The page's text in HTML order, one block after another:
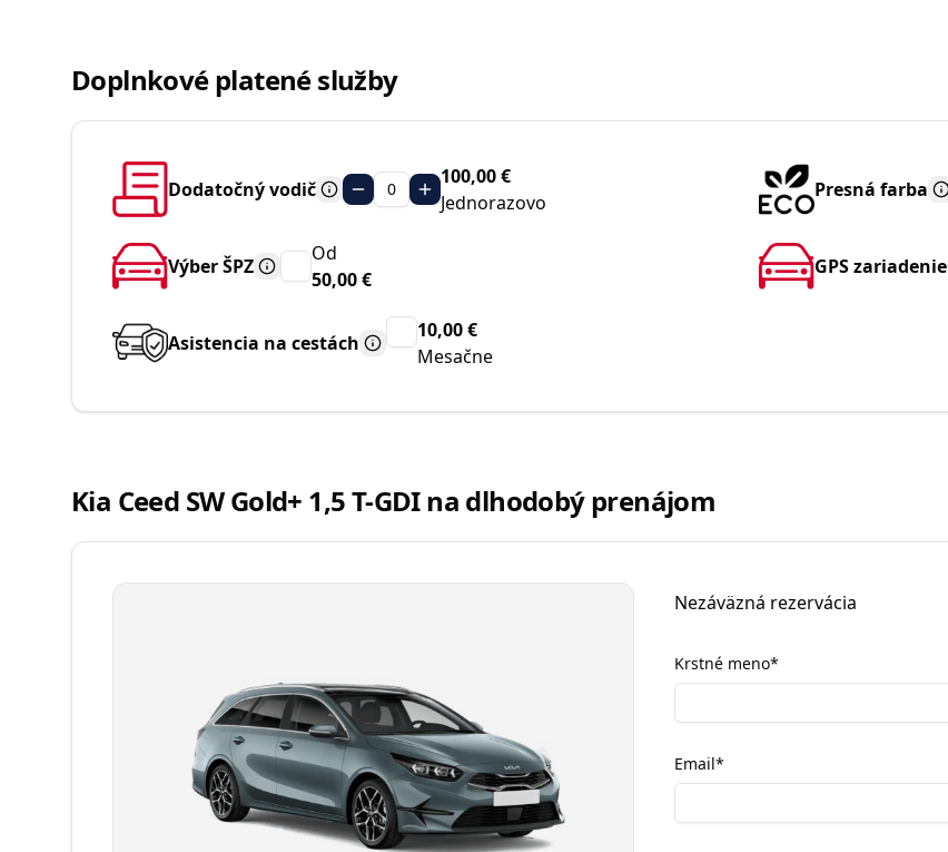
Doplnkové platené služby
Dodatočný vodič 0
100,00 €
Jednorazovo
Presná farba
Výber ŠPZ
Od
50,00 €
GPS zariadenie
Asistencia na cestách
10,00 €
Mesačne
Kia Ceed SW Gold+ 1,5 T-GDI na dlhodobý prenájom
Nezáväzná rezervácia
Krstné meno*
Email*